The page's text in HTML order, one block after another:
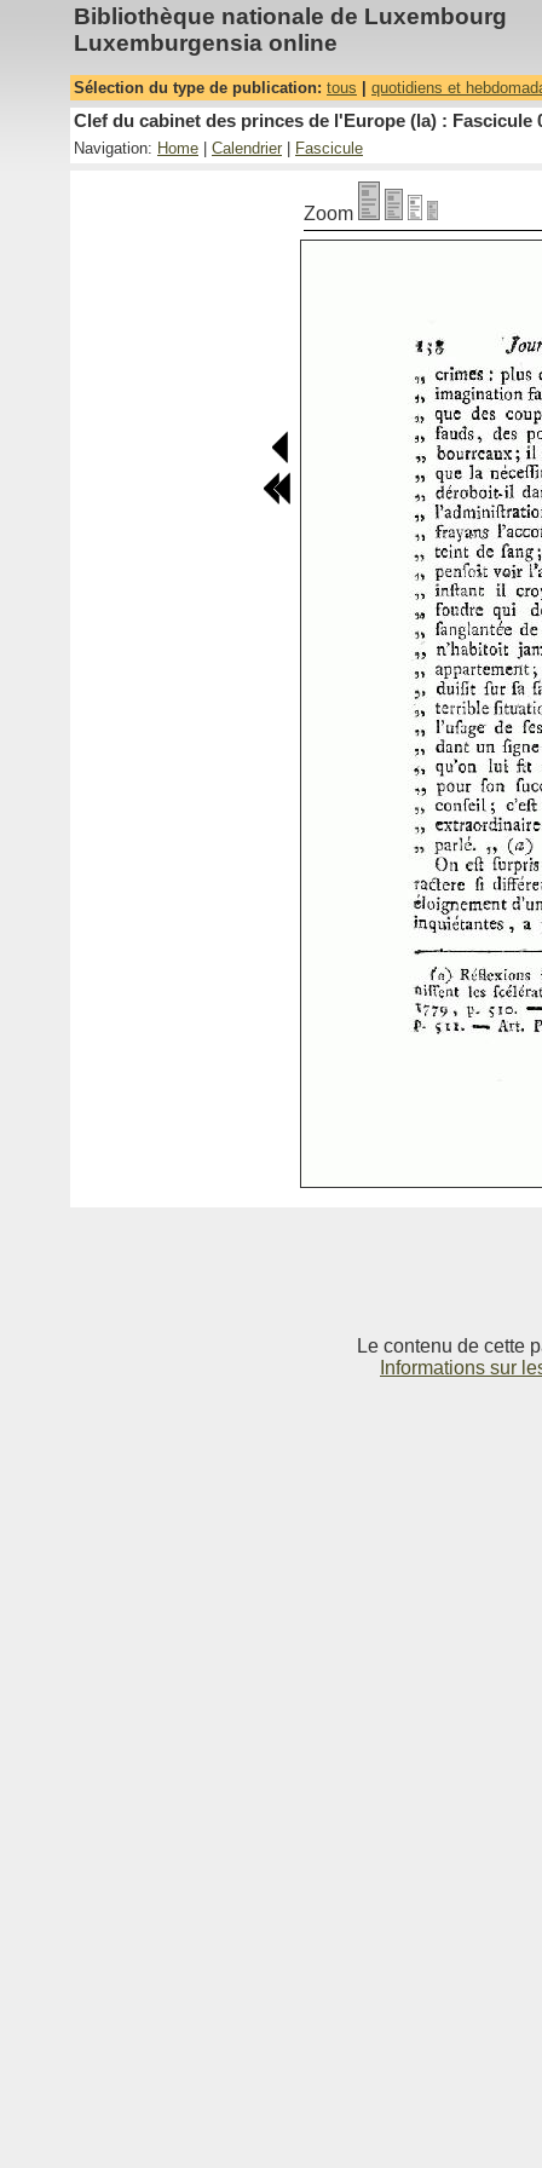
Bibliothèque nationale de Luxembourg
Luxemburgensia online
Sélection du type de publication: tous quotidiens et
Clef du cabinet des princes de l'Europe (la) : Fascicule
Navigation: Home Calendrier Fascicule
Zoom
Le contenu de cette
Informations sur